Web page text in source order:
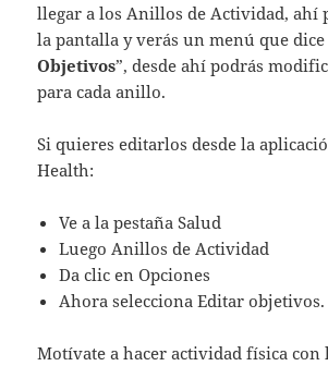
llegar a los Anillos de Actividad, ahí
la pantalla y verás un menú que dice
Objetivos”, desde ahí podrás
para cada anillo.
Si quieres editarlos desde la
Health:
Ve a la pestaña Salud
Luego Anillos de Actividad
Da clic en Opciones
Ahora selecciona Editar objetivos.
Motívate a hacer actividad física con